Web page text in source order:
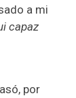
a mi
capaz
por